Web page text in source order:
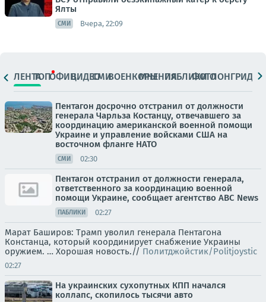
Ялты
СМИ Вчера, 22:09
ЛЕНТАТОПОФИЦ.ВИДЕОСМИВОЕНКОРЫМНЕНИЯПАБЛИКИ
ФОТОЛОНГРИДЫ
Пентагон досрочно отстранил от должности
генерала Чарльза Костанцу, отвечавшего за
координацию американской военной помощи
Украине и управление войсками США на
восточном фланге НАТО
СМИ 02:30
Пентагон отстранил от должности генерала,
ответственного за координацию военной
помощи Украине, сообщает агентство ABC News
ПАБЛИКИ 02:27
Марат Баширов: Трамп уволил генерала Пентагона
Констанца, который координирует снабжение Украины
оружием. … Хорошая новость.// Политджойстик/Politjoystic
02:27
На украинских сухопутных КПП начался
коллапс, скопилось тысячи авто